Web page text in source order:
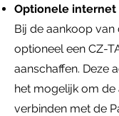
Optionele
Bij de aankoop
optioneel een CZ-
aanschaffen. Deze
het mogelijk om de
verbinden met de